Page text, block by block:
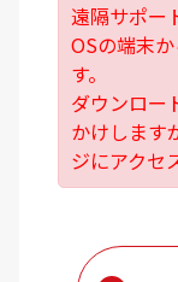
研修事業
遠隔サポー
OSの端末
す。
ダウンロー
かけします
ジにアクセ